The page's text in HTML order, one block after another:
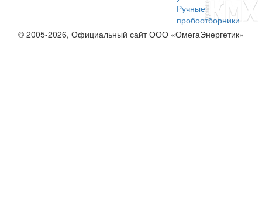
Ручные
пробоотборники
© 2005-2026, Официальный сайт ООО «ОмегаЭнергетик»